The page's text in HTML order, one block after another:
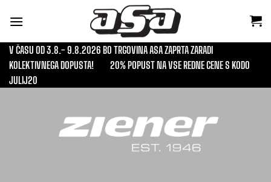
V ČASU OD 3.8.- 9.8.2026 BO TRGOVINA ASA ZAPRTA ZARADI
KOLEKTIVNEGA DOPUSTA!
20% POPUST NA VSE REDNE CENE S KODO
JULIJ20